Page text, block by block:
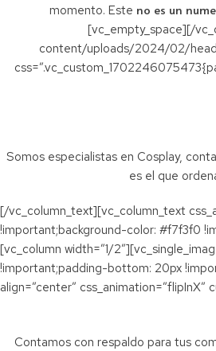
momento. Este no es un
[vc_empty_space][/
content/uploads/2024/02/
Somos especialistas en Cosplay,
es el que
[/vc_column_text][vc_column_text
!important;background-color: #f7f3f0
[vc_column width=”1/
!important;padding-bottom: 20px
align=”center”
Contamos con respaldo para tus